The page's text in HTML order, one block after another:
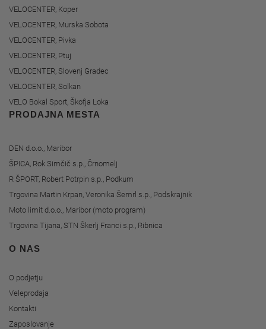
VELOCENTER, Koper
VELOCENTER, Murska Sobota
VELOCENTER, Pivka
VELOCENTER, Ptuj
VELOCENTER, Slovenj Gradec
VELOCENTER, Solkan
VELO Bokal Sport, Škofja Loka
PRODAJNA MESTA
DEN d.o.o., Maribor
ŠPICA, Rok Simčič s.p., Črnomelj
R ŠPORT, Robert Potrpin s.p., Podkum
Trgovina Martin Krpan, Veronika Šemrl s.p., Podskrajnik
Moto limit d.o.o., Maribor (moto program)
Trgovina Tijana, STN Škerlj Franci s.p., Ribnica
O NAS
O podjetju
Veleprodaja
Kontakti
Zaposlovanje